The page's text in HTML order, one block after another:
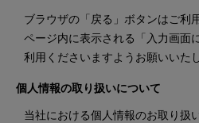
ブラウザの「戻る」ボタンはご利
ページ内に表示される「入力画面
利用くださいますようお願いいた
個人情報の取り扱いについて
当社における個人情報のお取り扱